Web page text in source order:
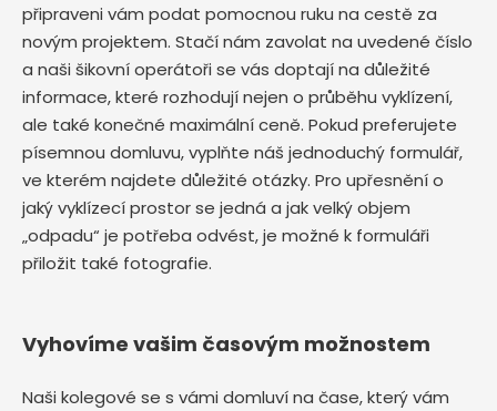
připraveni vám podat pomocnou ruku na cestě za
novým projektem. Stačí nám zavolat na uvedené číslo
a naši šikovní operátoři se vás doptají na důležité
informace, které rozhodují nejen o průběhu vyklízení,
ale také konečné maximální ceně. Pokud preferujete
písemnou domluvu, vyplňte náš jednoduchý formulář,
ve kterém najdete důležité otázky. Pro upřesnění o
jaký vyklízecí prostor se jedná a jak velký objem
„odpadu“ je potřeba odvést, je možné k formuláři
přiložit také fotografie.
Vyhovíme vašim časovým možnostem
Naši kolegové se s vámi domluví na čase, který vám